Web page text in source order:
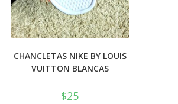
CHANCLETAS NIKE BY LOUIS
VUITTON BLANCAS
$25